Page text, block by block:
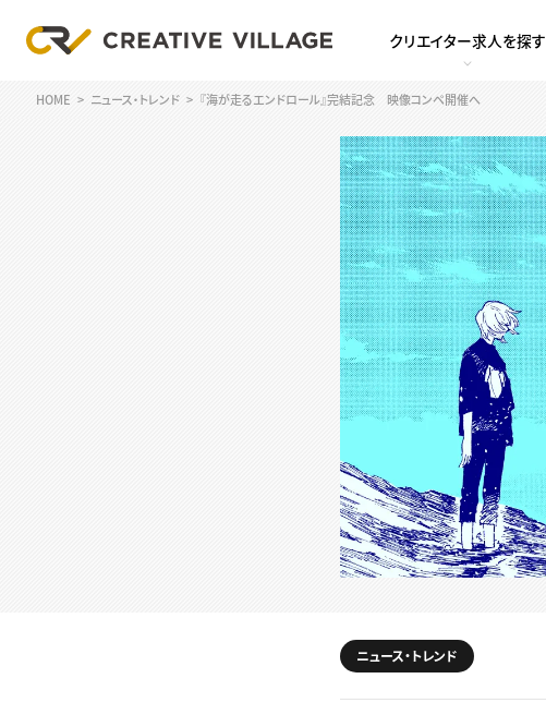
クリエイター求人を探す
HOME ニュース・トレンド 『海が走るエンドロール』完結記念 映像コンペ開催へ
ニュース・トレンド